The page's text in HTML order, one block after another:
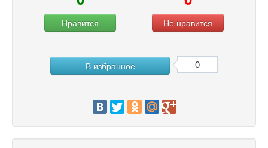
Нравится Не нравится
В избранное 0